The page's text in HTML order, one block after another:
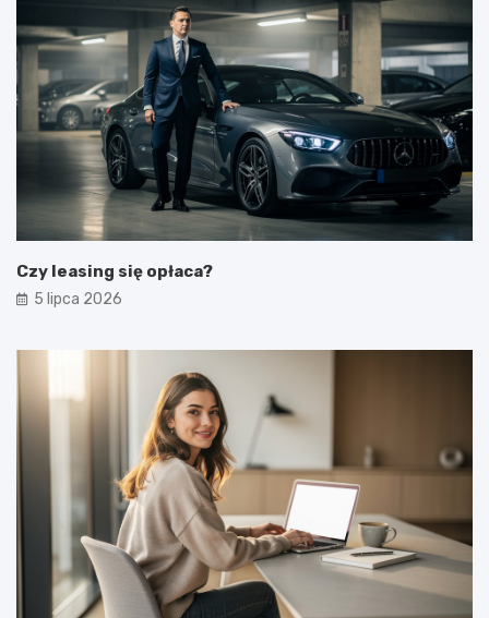
Czy leasing się opłaca?
5 lipca 2026